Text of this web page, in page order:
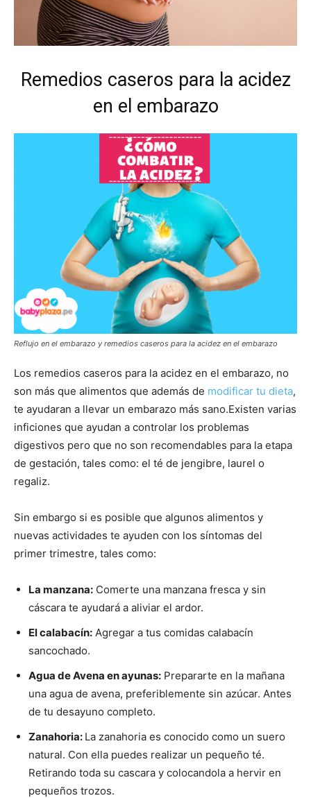
Remedios caseros para la acidez
en el embarazo
Reflujo en el embarazo y remedios caseros para la acidez en el embarazo
Los remedios caseros para la acidez en el embarazo, no
son más que alimentos que además de modificar tu dieta,
te ayudaran a llevar un embarazo más sano.Existen varias
inficiones que ayudan a controlar los problemas
digestivos pero que no son recomendables para la etapa
de gestación, tales como: el té de jengibre, laurel o
regaliz.
Sin embargo si es posible que algunos alimentos y
nuevas actividades te ayuden con los síntomas del
primer trimestre, tales como:
La manzana: Comerte una manzana fresca y sin
cáscara te ayudará a aliviar el ardor.
El calabacín: Agregar a tus comidas calabacín
sancochado.
Agua de Avena en ayunas: Prepararte en la mañana
una agua de avena, preferiblemente sin azúcar. Antes
de tu desayuno completo.
Zanahoria: La zanahoria es conocido como un suero
natural. Con ella puedes realizar un pequeño té.
Retirando toda su cascara y colocandola a hervir en
pequeños trozos.